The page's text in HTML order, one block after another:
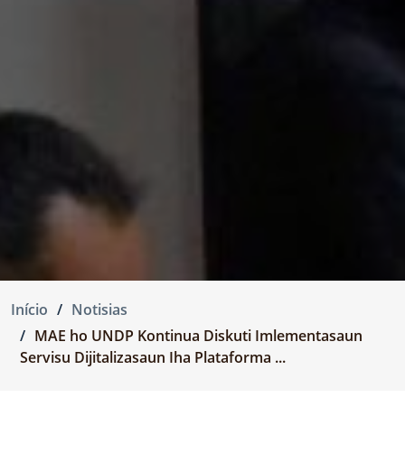
Início
Notisias
MAE ho UNDP Kontinua Diskuti Imlementasaun
Servisu Dijitalizasaun Iha Plataforma ...